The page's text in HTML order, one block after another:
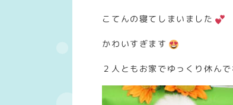
こてんの寝てしまいました
かわいすぎます
２人ともお家でゆっくり休んで